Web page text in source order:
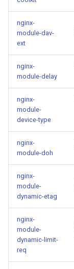
mail
maxminddb
memcached
mlcache
multiplexer
murmurhash2
mysql
nettle
newrelic
nsq
nginx-
module-dav-
ext
nginx-
module-delay
nginx-
module-
device-type
nginx-
module-doh
nginx-
module-
dynamic-etag
nginx-
module-
dynamic-limit-
req